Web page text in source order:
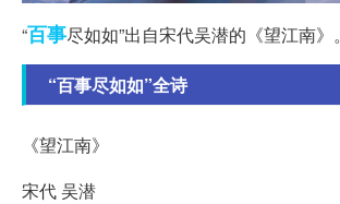
“百事尽如如”出自宋代吴潜的《望江南》。
“百事尽如如”全诗
《望江南》
宋代 吴潜